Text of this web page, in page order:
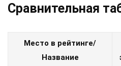
Сравнительная
Место в рейтинге/
Название